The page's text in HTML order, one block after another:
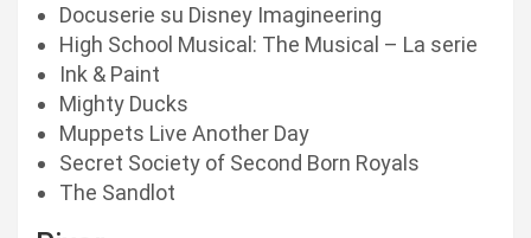
Docuserie su Disney Imagineering
High School Musical: The Musical – La serie
Ink & Paint
Mighty Ducks
Muppets Live Another Day
Secret Society of Second Born Royals
The Sandlot